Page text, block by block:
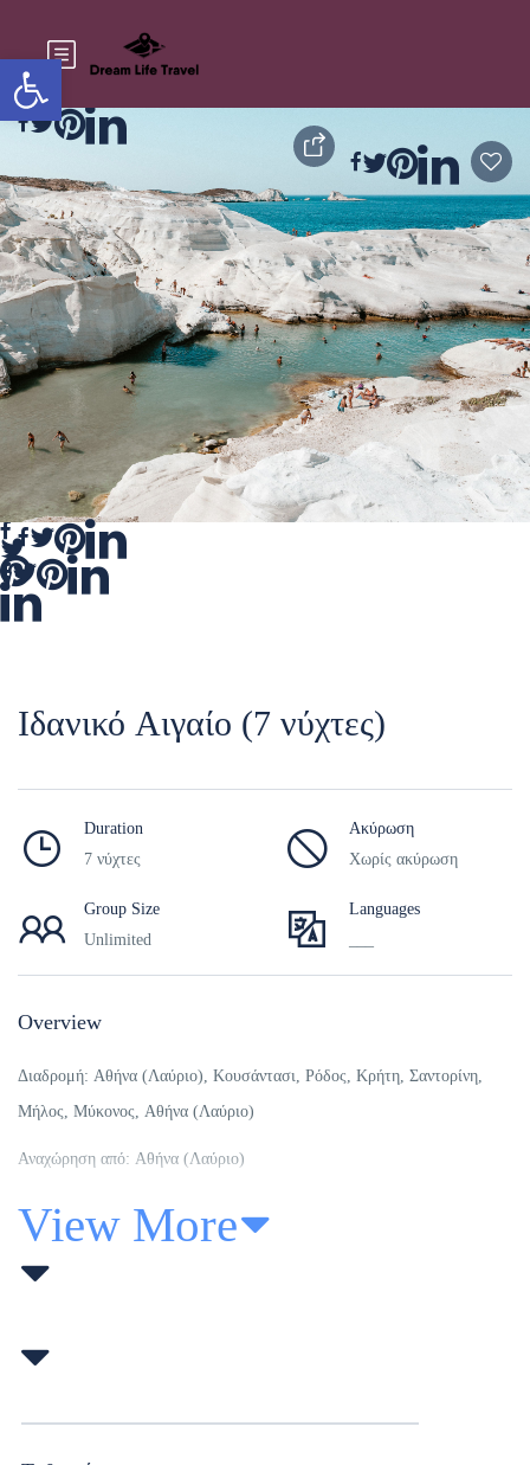
Ανοίξτε τη γραμμή εργαλείων
Ιδανικό Αιγαίο (7 νύχτες)
Duration
7 νύχτες
Ακύρωση
Χωρίς ακύρωση
Group Size
Unlimited
Languages
Overview
Διαδρομή: Αθήνα (Λαύριο), Κουσάντασι, Ρόδος, Κρήτη, Σαντορίνη,
Μήλος, Μύκονος, Αθήνα (Λαύριο)
Αναχώρηση από: Αθήνα (Λαύριο)
View More